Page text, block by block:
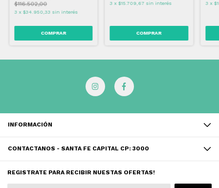
$116.502,00
3 x $34.950,33 sin interés
3 x $15.709,67 sin interés 3 x
INFORMACIÓN
CONTACTANOS - SANTA FE CAPITAL CP: 3000
REGISTRATE PARA RECIBIR NUESTAS OFERTAS!